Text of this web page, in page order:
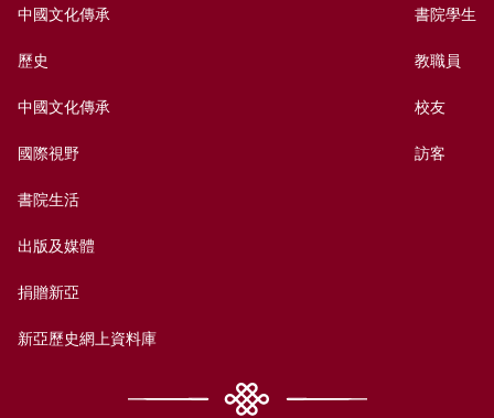
中國文化傳承
歷史
中國文化傳承
國際視野
書院生活
出版及媒體
捐贈新亞
新亞歷史網上資料庫
書院學生
教職員
校友
訪客